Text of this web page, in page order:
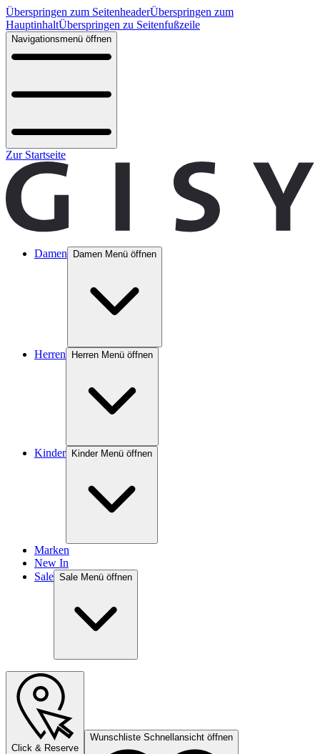
Überspringen zum SeitenheaderÜberspringen zum
HauptinhaltÜberspringen zu Seitenfußzeile
Navigationsmenü öffnen
Zur Startseite
Damen Damen Menü öffnen
Herren Herren Menü öffnen
Kinder Kinder Menü öffnen
Marken
New In
Sale Sale Menü öffnen
Click & Reserve
Wunschliste Schnellansicht öffnen